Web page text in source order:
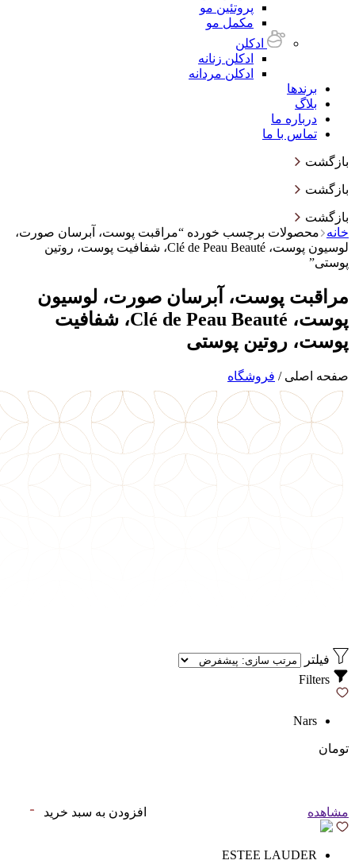
پروتئین مو
مکمل مو
ادکلن
ادکلن زنانه
ادکلن مردانه
برندها
بلاگ
درباره ما
تماس با ما
بازگشت
بازگشت
بازگشت
خانه
محصولات برچسب خورده “مراقبت پوست، آبرسان صورت،
لوسیون پوست، Clé de Peau Beauté، شفافیت پوست، روتین
پوستی”
مراقبت پوست، آبرسان صورت، لوسیون
پوست، Clé de Peau Beauté، شفافیت
پوست، روتین پوستی
صفحه اصلی / فروشگاه
فیلتر
Nars
تومان
مشاهده افزودن به سبد خرید
ESTEE LAUDER